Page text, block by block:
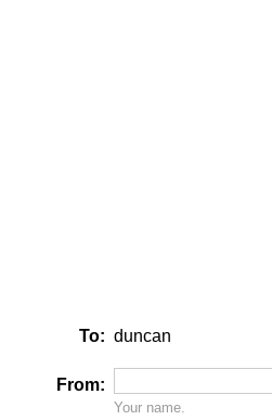
To: duncan
From:
Your name.